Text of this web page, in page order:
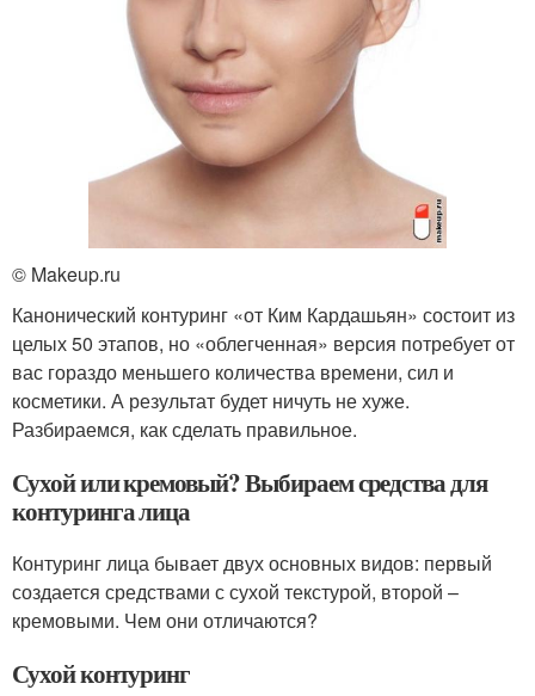
© Makeup.ru
Канонический контуринг «от Ким Кардашьян» состоит из
целых 50 этапов, но «облегченная» версия потребует от
вас гораздо меньшего количества времени, сил и
косметики. А результат будет ничуть не хуже.
Разбираемся, как сделать правильное.
Сухой или кремовый? Выбираем средства для
контуринга лица
Контуринг лица бывает двух основных видов: первый
создается средствами с сухой текстурой, второй –
кремовыми. Чем они отличаются?
Сухой контуринг